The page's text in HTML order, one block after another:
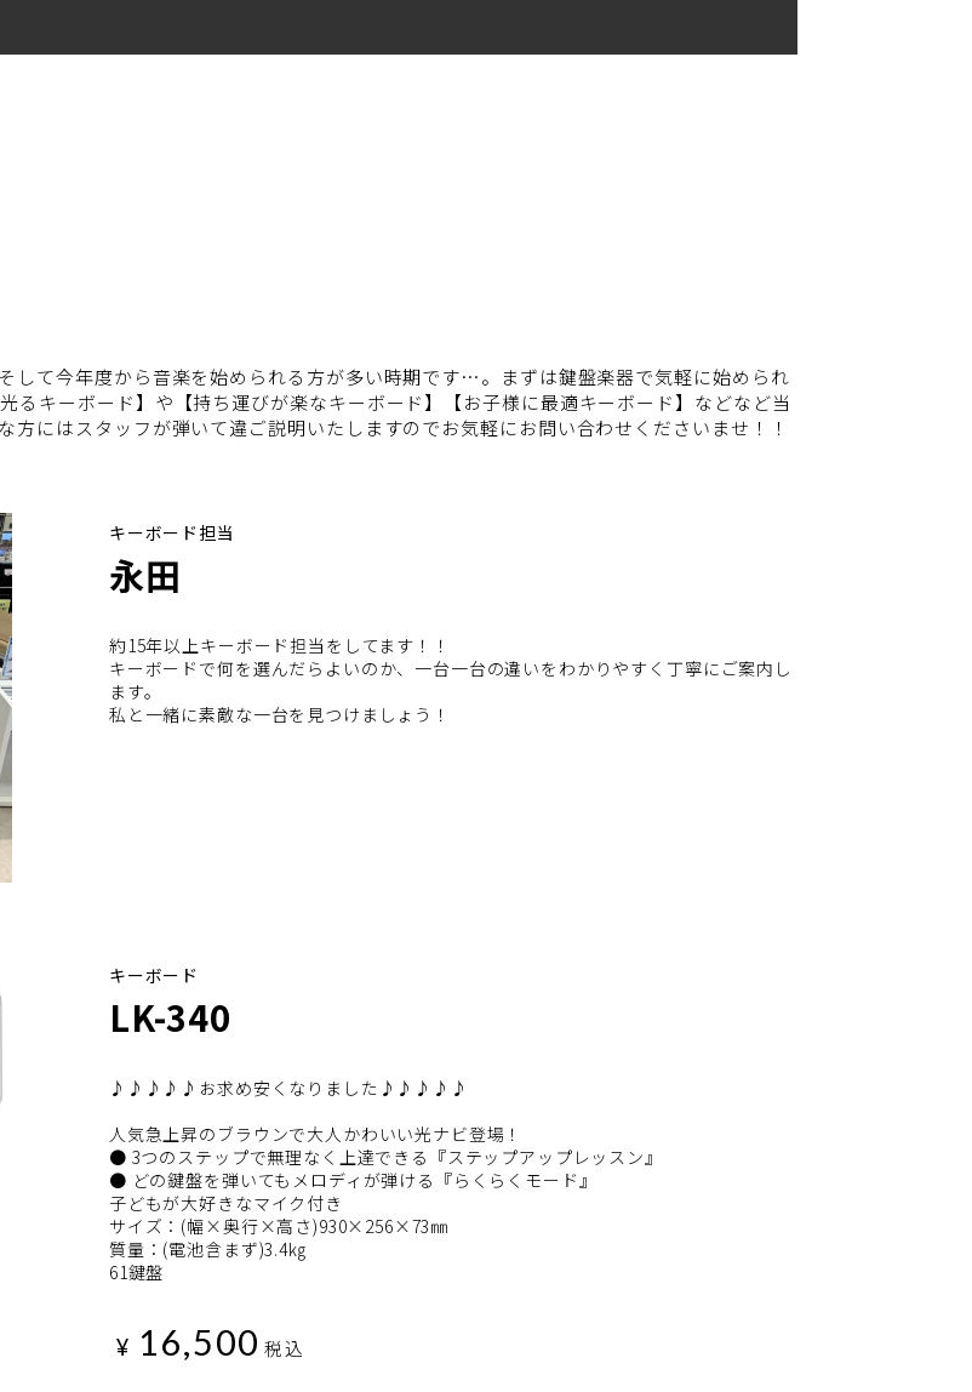
して今年度から音楽を始められる方が多い時期です…。まずは鍵盤楽器で気軽に始められ
キーボード】や【持ち運びが楽なキーボード】【お子様に最適キーボード】などなど当
にはスタッフが弾いて違ご説明いたしますのでお気軽にお問い合わせくださいませ！！
キーボード担当
永田
約15年以上キーボード担当をしてます！！
キーボードで何を選んだらよいのか、一台一台の違いをわかりやすく丁寧にご案内し
ます。
私と一緒に素敵な一台を見つけましょう！
キーボード
LK-340
♪♪♪♪♪お求め安くなりました♪♪♪♪♪
人気急上昇のブラウンで大人かわいい光ナビ登場！
● 3つのステップで無理なく上達できる『ステップアップレッスン』
● どの鍵盤を弾いてもメロディが弾ける『らくらくモード』
子どもが大好きなマイク付き
サイズ：(幅×奥行×高さ)930×256×73㎜
質量：(電池含まず)3.4㎏
61鍵盤
¥ 16,500 税込